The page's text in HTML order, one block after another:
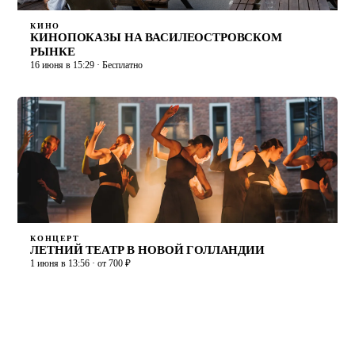
КИНО
КИНОПОКАЗЫ НА ВАСИЛЕОСТРОВСКОМ
РЫНКЕ
16 июня в 15:29 · Бесплатно
КОНЦЕРТ
ЛЕТНИЙ ТЕАТР В НОВОЙ ГОЛЛАНДИИ
1 июня в 13:56 · от 700 ₽